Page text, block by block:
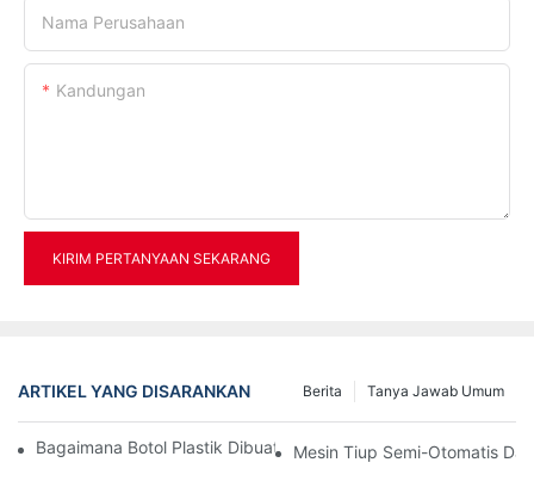
Nama Perusahaan
Kandungan
KIRIM PERTANYAAN SEKARANG
ARTIKEL YANG DISARANKAN Tanya Jawab Umum
Berita
Bagaimana Botol Plastik Dibuat Dengan Mesin Peniup Botol PET
Mesin Tiup Semi-Otomatis